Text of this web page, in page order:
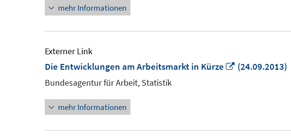
mehr Informationen
Externer Link
Die Entwicklungen am Arbeitsmarkt in Kürze
In
(24.09.2013)
Bundesagentur für Arbeit, Statistik
mehr Informationen